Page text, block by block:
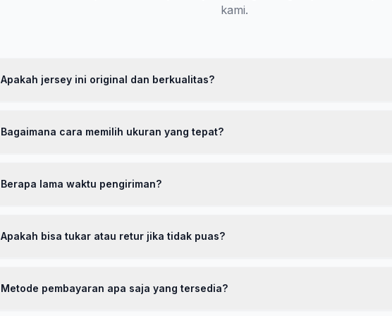
kami.
Apakah jersey ini original dan berkualitas?
ketat sebelum dikirimkan ke pelanggan. Kami juga memberikan garansi 30 hari
Bagaimana cara memilih ukuran yang tepat?
kami. Jika ragu, Anda bisa memilih satu ukuran lebih besar. Kami juga menyediakan
Berapa lama waktu pengiriman?
kirim berlaku untuk seluruh wilayah Indonesia dengan minimal pembelian tertentu.
Apakah bisa tukar atau retur jika tidak puas?
tag masih menempel. Proses retur mudah dan cepat melalui WhatsApp customer
Metode pembayaran apa saja yang tersedia?